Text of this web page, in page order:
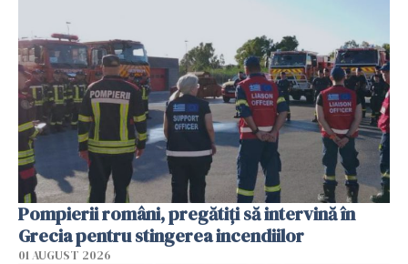
Pompierii români, pregătiţi să intervină în
Grecia pentru stingerea incendiilor
01 AUGUST 2026